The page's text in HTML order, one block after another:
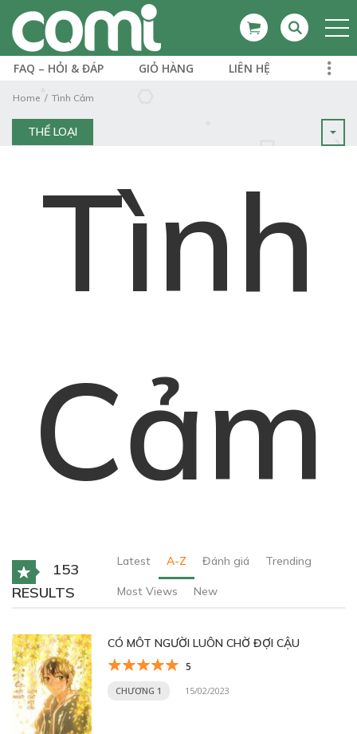
FAQ – HỎI & ĐÁP GIỎ HÀNG LIÊN HỆ
Home Tình Cảm
THỂ LOẠI
Tình
Cảm
153
RESULTS
Latest A-Z Đánh giá Trending
Most Views New
CÓ MÔT NGƯỜI LUÔN CHỜ ĐỢI CẬU
5
CHƯƠNG 1 15/02/2023